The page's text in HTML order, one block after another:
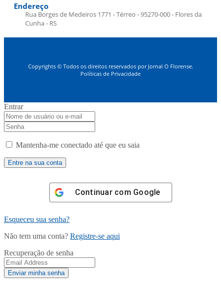
Endereço
Rua Borges de Medeiros 1771 - Térreo - 95270-000 - Flores da
Cunha - RS
Copyrights © Todos os direitos reservados por Jornal O Florense.
Políticas de Privacidade
Entrar
Mantenha-me conectado até que eu saia
Continuar com Google
Esqueceu sua senha?
Não tem uma conta? Registre-se aqui
Recuperação de senha